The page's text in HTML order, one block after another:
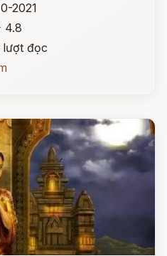
2021
4.8
lượt đọc